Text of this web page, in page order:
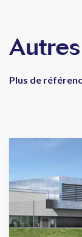
Plus de